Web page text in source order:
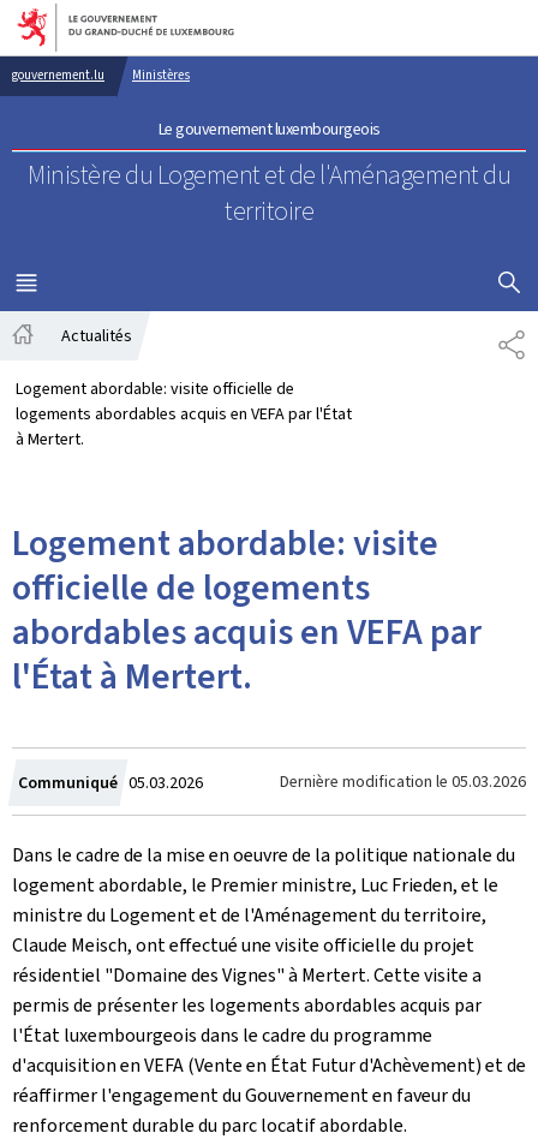
Aller au menu principal
Aller au contenu
gouvernement.lu Ministères
Le gouvernement luxembourgeois
Ministère du Logementet de l'Aménagement du
territoire
MENU
PRINCIPAL
Actualités
Logement abordable: visite officielle de
logements abordables acquis en VEFA par l'État
à Mertert.
Logement abordable: visite
officielle de logements
abordables acquis en VEFA par
l'État à Mertert.
Communiqué Crée
le
05.03.2026 Dernière modification le 05.03.2026
Dans le cadre de la mise en oeuvre de la politique nationale du
logement abordable, le Premier ministre, Luc Frieden, et le
ministre du Logement et de l'Aménagement du territoire,
Claude Meisch, ont effectué une visite officielle du projet
résidentiel "Domaine des Vignes" à Mertert. Cette visite a
permis de présenter les logements abordables acquis par
l'État luxembourgeois dans le cadre du programme
d'acquisition en VEFA (Vente en État Futur d'Achèvement) et de
réaffirmer l'engagement du Gouvernement en faveur du
renforcement durable du parc locatif abordable.